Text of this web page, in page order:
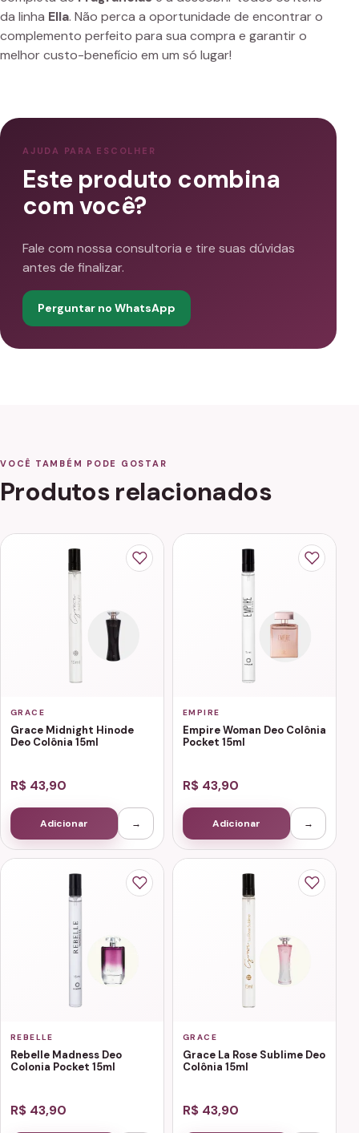
da linha Ella. Não perca a oportunidade de encontrar o
complemento perfeito para sua compra e garantir o
melhor custo-benefício em um só lugar!
AJUDA PARA ESCOLHER
Este produto combina
com você?
Fale com nossa consultoria e tire suas dúvidas
antes de finalizar.
Perguntar no WhatsApp
VOCÊ TAMBÉM PODE GOSTAR
Produtos relacionados
GRACE
Grace Midnight Hinode
Deo Colônia 15ml
R$ 43,90
Adicionar →
EMPIRE
Empire Woman Deo Colônia
Pocket 15ml
R$ 43,90
Adicionar →
REBELLE
Rebelle Madness Deo
Colonia Pocket 15ml
R$ 43,90
GRACE
Grace La Rose Sublime Deo
Colônia 15ml
R$ 43,90